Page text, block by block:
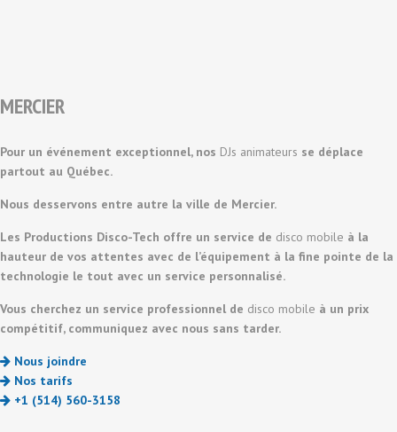
MERCIER
Pour un événement exceptionnel, nos DJs animateurs se déplace
partout au Québec.
Nous desservons entre autre la ville de Mercier.
Les Productions Disco-Tech offre un service de disco mobile à la
hauteur de vos attentes avec de l’équipement à la fine pointe de la
technologie le tout avec un service personnalisé.
Vous cherchez un service professionnel de disco mobile à un prix
compétitif, communiquez avec nous sans tarder.
Nous joindre
Nos tarifs
+1 (514) 560-3158